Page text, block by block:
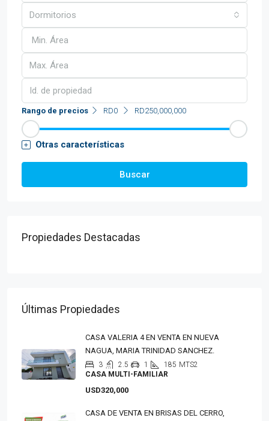
Dormitorios
Rango de precios RD0 RD250,000,000
Otras características
Buscar
Propiedades Destacadas
Últimas Propiedades
CASA VALERIA 4 EN VENTA EN NUEVA
NAGUA, MARIA TRINIDAD SANCHEZ.
3 2.5 1 185 MTS2
CASA MULTI-FAMILIAR
USD320,000
CASA DE VENTA EN BRISAS DEL CERRO,